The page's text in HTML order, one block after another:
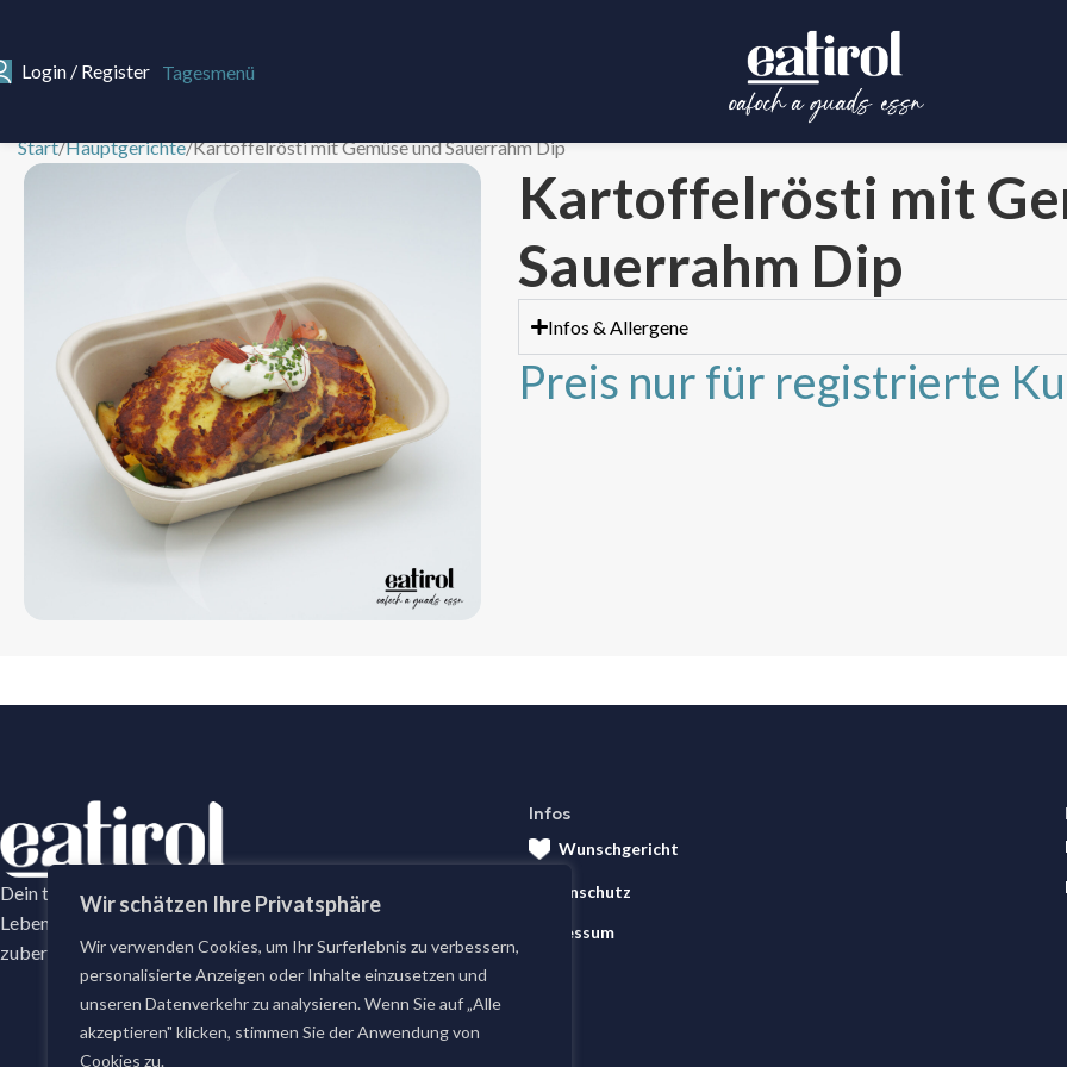
Wir schätzen Ihre Privatsphäre
Wir verwenden Cookies, um Ihr Surferlebnis zu verbessern,
personalisierte Anzeigen oder Inhalte einzusetzen und
unseren Datenverkehr zu analysieren. Wenn Sie auf „Alle
akzeptieren" klicken, stimmen Sie der Anwendung von
Cookies zu.
Login / Register Tagesmenü
Start Hauptgerichte Kartoffelrösti mit Gemüse und Sauerrahm Dip
Kartoffelrösti mit
Sauerrahm Dip
Infos & Allergene
Preis nur für registrierte
Dein tägliches Frische-Versprechen mit erstklassige
Lebensmittel. Bei eatirol bestellst du täglich frisch
zubereitete Gerichte und erstklassige Lebensmittel.
Infos
Wunschgericht
Datenschutz
Impressum